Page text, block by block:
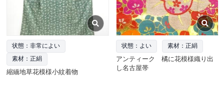
状態：非常によい
素材：正絹
縮緬地草花模様小紋着物
状態：よい 素材：正絹
アンティーク 橘に花模様織り出
し名古屋帯